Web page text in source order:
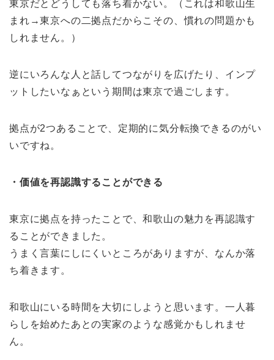
東京だとどうしても落ち着かない。（これは和歌山生
まれ→東京への二拠点だからこその、慣れの問題かも
しれません。）
逆にいろんな人と話してつながりを広げたり、インプ
ットしたいなぁという期間は東京で過ごします。
拠点が2つあることで、定期的に気分転換できるのがい
いですね。
・価値を再認識することができる
東京に拠点を持ったことで、和歌山の魅力を再認識す
ることができました。
うまく言葉にしにくいところがありますが、なんか落
ち着きます。
和歌山にいる時間を大切にしようと思います。一人暮
らしを始めたあとの実家のような感覚かもしれませ
ん。